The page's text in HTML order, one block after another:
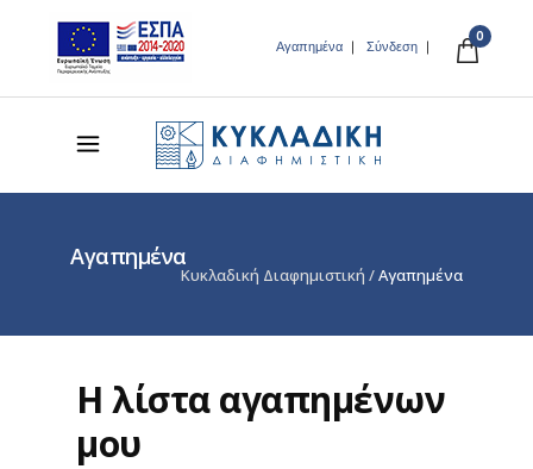
Αγαπημένα Σύνδεση
0
Αγαπημένα
Κυκλαδική Διαφημιστική /Αγαπημένα
Η λίστα αγαπημένων
μου